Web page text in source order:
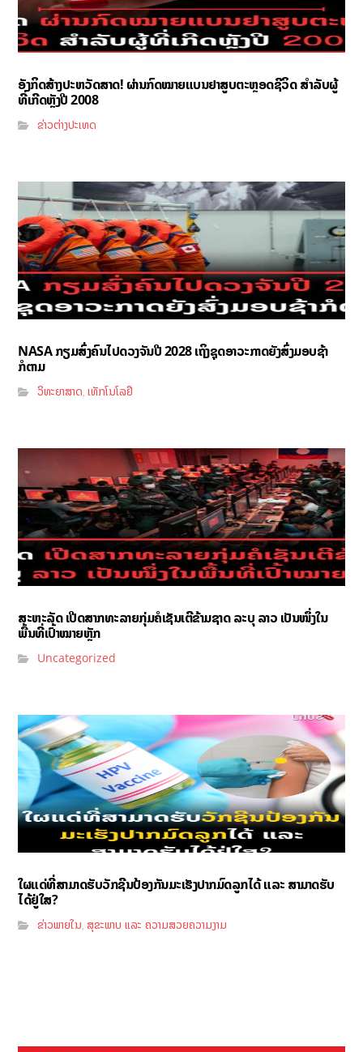
ອັງກິດສ້າງປະຫວັດສາດ! ຜ່ານກົດໝາຍແບນຢາສູບຕະຫຼອດຊີວິດ ສຳລັບຜູ້
ທີ່ເກີດຫຼັງປີ 2008
ຂ່າວຕ່າງປະເທດ
NASA ກຽມສົ່ງຄົນໄປດວງຈັນປີ 2028 ເຖິງຊຸດອາວະກາດຍັງສົ່ງມອບຊ້າ
ກໍຕາມ
ວິທະຍາສາດ,ເທັກໂນໂລຢີ
ສະຫະລັດ ເປີດສາກທະລາຍກຸ່ມຄໍເຊັນເຕີຂ້າມຊາດ ລະບຸ ລາວ ເປັນໜຶ່ງໃນ
ພື້ນທີ່ເປົ້າໝາຍຫຼັກ
Uncategorized
ໃຜແດ່ທີ່ສາມາດຮັບວັກຊີນປ້ອງກັນມະເຮັງປາກມົດລູກໄດ້ ແລະ ສາມາດຮັບ
ໄດ້ຢູ່ໃສ?
ຂ່າວພາຍໃນ,ສຸຂະພາບ ແລະ ຄວາມສວຍຄວາມງາມ